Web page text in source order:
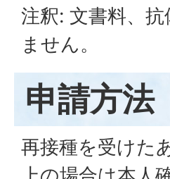
注釈: 文書料、
ません。
申請方法
再接種を受けた